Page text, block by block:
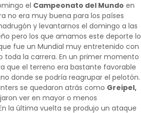
el Campeonato del Mundo en
no era muy buena para los países
y levantarnos el domingo a las
pero los que amamos este deporte lo
fue un Mundial muy entretenido con
la carrera. En un primer momento
que el terreno era bastante favorable
donde se podría reagrupar el pelotón.
se quedaron atrás como Greipel,
ver en mayor o menos
la última vuelta se produjo un ataque